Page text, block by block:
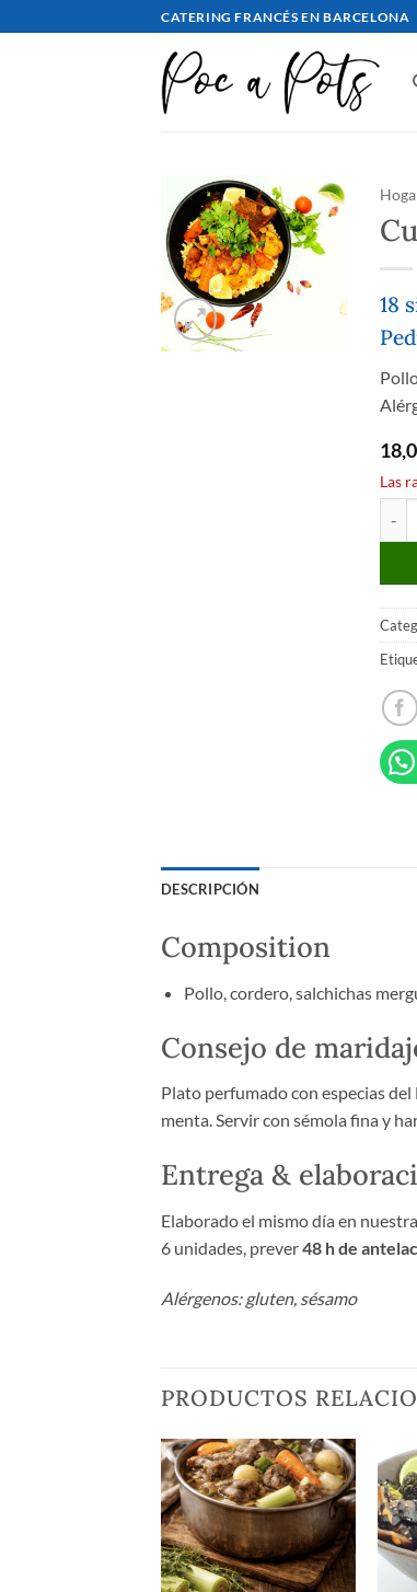
al
CATERING FRANCÉS EN BARCELONA
18
Las
DESCRIPCIÓN
Composition
Pollo, cordero, salchichas
Consejo de
Plato perfumado con especias
menta. Servir con sémola fina y
Entrega &
Elaborado el mismo día en
6 unidades, prever48 h de
Alérgenos: gluten, sésamo
PRODUCTOS